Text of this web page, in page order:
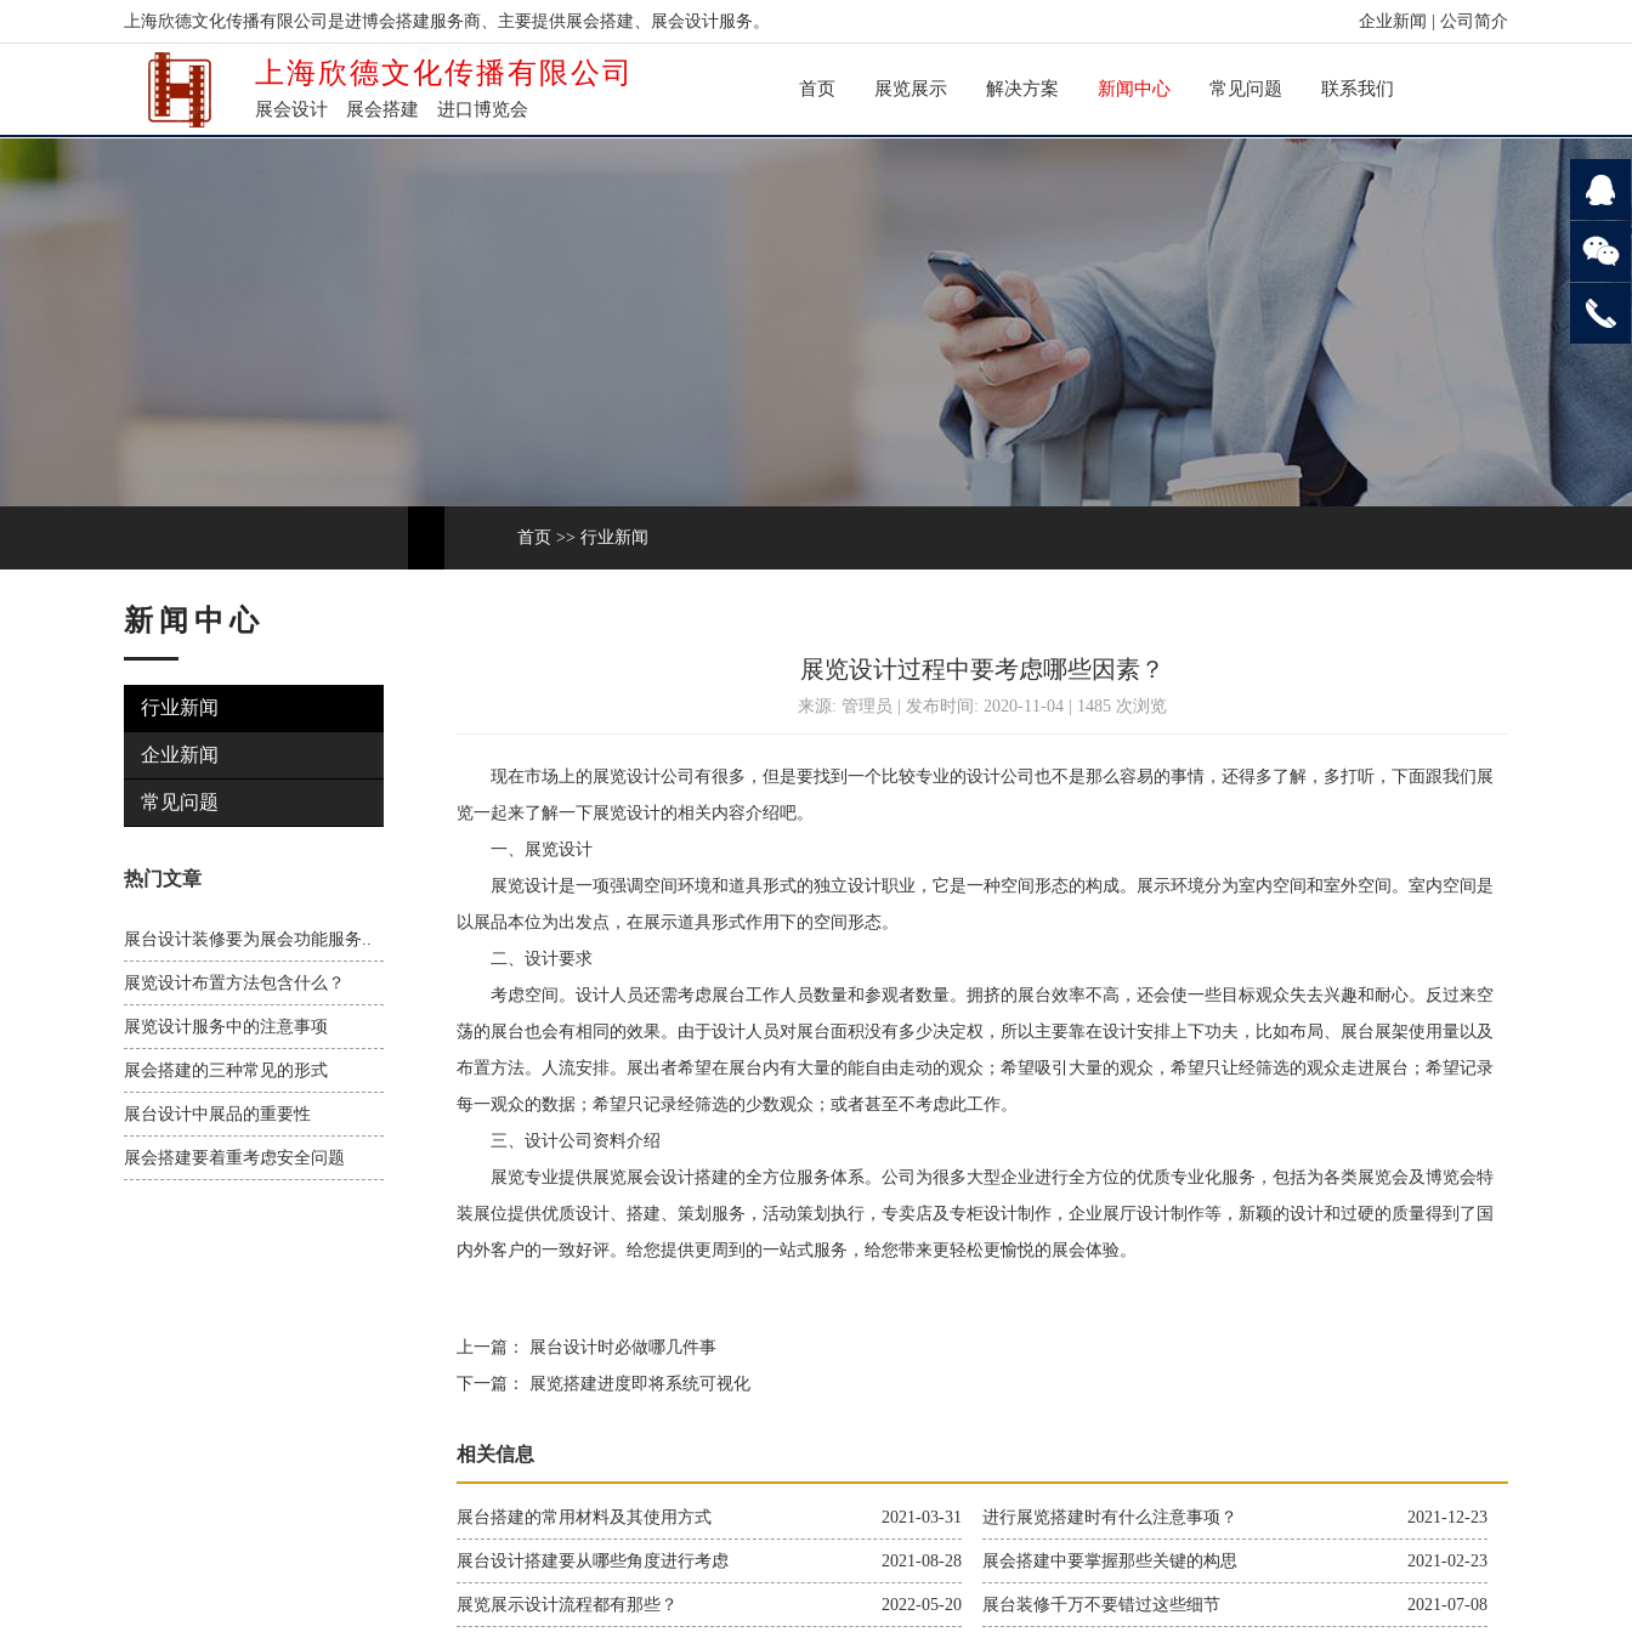
企业新闻 公司简介
上海欣德文化传播有限公司是进博会搭建服务商、主要提供展会搭建、展会设计服务。
上海欣德文化传播有限公司
展会设计 展会搭建 进口博览会
首页 展览展示 解决方案 新闻中心 常见问题 联系我们
首页 >> 行业新闻
新闻中心
行业新闻
企业新闻
常见问题
热门文章
展台设计装修要为展会功能服务..
展览设计布置方法包含什么？
展览设计服务中的注意事项
展会搭建的三种常见的形式
展台设计中展品的重要性
展会搭建要着重考虑安全问题
展览设计过程中要考虑哪些因素？
来源: 管理员 | 发布时间: 2020-11-04 | 1485 次浏览
现在市场上的展览设计公司有很多，但是要找到一个比较专业的设计公司也不是那么容易的事情，还得多了解，多打听，下面跟我们展
览一起来了解一下展览设计的相关内容介绍吧。
一、展览设计
展览设计是一项强调空间环境和道具形式的独立设计职业，它是一种空间形态的构成。展示环境分为室内空间和室外空间。室内空间是
以展品本位为出发点，在展示道具形式作用下的空间形态。
二、设计要求
考虑空间。设计人员还需考虑展台工作人员数量和参观者数量。拥挤的展台效率不高，还会使一些目标观众失去兴趣和耐心。反过来空
荡的展台也会有相同的效果。由于设计人员对展台面积没有多少决定权，所以主要靠在设计安排上下功夫，比如布局、展台展架使用量以及
布置方法。人流安排。展出者希望在展台内有大量的能自由走动的观众；希望吸引大量的观众，希望只让经筛选的观众走进展台；希望记录
每一观众的数据；希望只记录经筛选的少数观众；或者甚至不考虑此工作。
三、设计公司资料介绍
展览专业提供展览展会设计搭建的全方位服务体系。公司为很多大型企业进行全方位的优质专业化服务，包括为各类展览会及博览会特
装展位提供优质设计、搭建、策划服务，活动策划执行，专卖店及专柜设计制作，企业展厅设计制作等，新颖的设计和过硬的质量得到了国
内外客户的一致好评。给您提供更周到的一站式服务，给您带来更轻松更愉悦的展会体验。
上一篇：
展台设计时必做哪几件事
下一篇：
展览搭建进度即将系统可视化
相关信息
2021-03-31
展台搭建的常用材料及其使用方式 2021-12-23
进行展览搭建时有什么注意事项？
2021-08-28
展台设计搭建要从哪些角度进行考虑 2021-02-23
展会搭建中要掌握那些关键的构思
2022-05-20
展览展示设计流程都有那些？ 2021-07-08
展台装修千万不要错过这些细节